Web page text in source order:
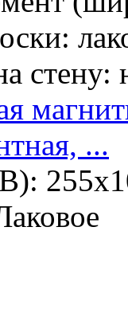
стену:
...